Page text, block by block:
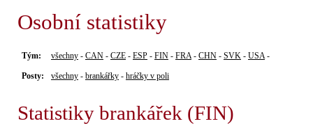
Osobní statistiky
Tým: všechny - CAN - CZE - ESP - FIN - FRA- CHN - SVK - USA-
Posty: všechny - brankářky - hráčky v poli
Statistiky brankářek (FIN)